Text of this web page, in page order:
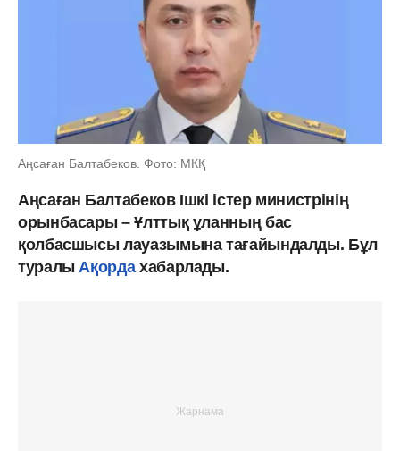
Аңсаған Балтабеков. Фото: МКҚ
Аңсаған Балтабеков Ішкі істер министрінің
орынбасары – Ұлттық ұланның бас
қолбасшысы лауазымына тағайындалды. Бұл
туралы Ақордахабарлады.